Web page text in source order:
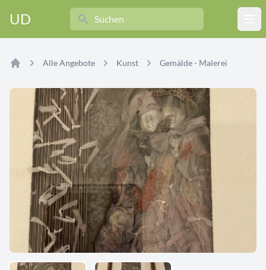
UD
Search
Alle Angebote Kunst Gemälde - Malerei